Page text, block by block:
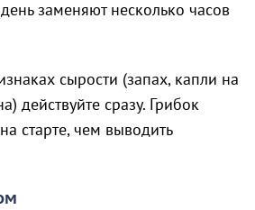
заменяют несколько часов
сырости (запах, капли на
действуйте сразу. Грибок
старте, чем выводить